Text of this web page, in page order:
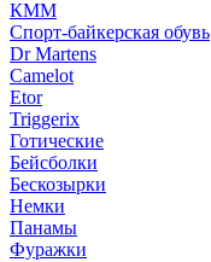
КММ
Спорт-байкерская обувь
Dr Martens
Camelot
Etor
Triggerix
Готические
Бейсболки
Бескозырки
Немки
Панамы
Фуражки